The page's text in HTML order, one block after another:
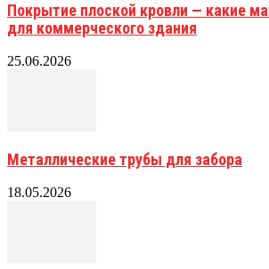
Покрытие плоской кровли — какие
для коммерческого здания
25.06.2026
Металлические трубы для забора
18.05.2026